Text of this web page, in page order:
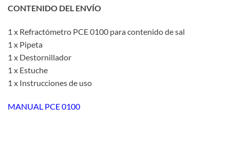
CONTENIDO DEL ENVÍO
1 x Refractómetro PCE 0100 para contenido de sal
1 x Pipeta
1 x Destornillador
1 x Estuche
1 x Instrucciones de uso
MANUAL PCE 0100